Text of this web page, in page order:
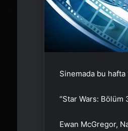
Sinemada bu
“Star Wars: Bölüm
Ewan McGregor,